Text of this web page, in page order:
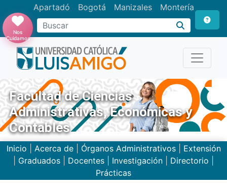
Apartadó Bogotá Manizales Montería
Buscar
Nos
Cuidamos
Facultad de Ciencias
Administrativas, Económicas y
Contables
Inicio Acerca de| Órganos Administrativos| Extensión
Graduados Docentes Investigación Directorio
Prácticas